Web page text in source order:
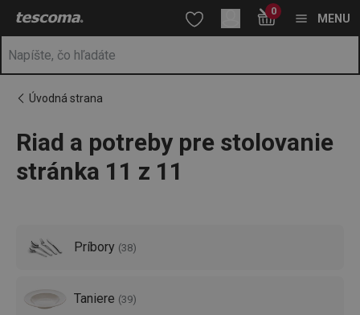
Nachádzate sa na stránke Stolovací servis 🍽️ – potreby pre
Prejsť na hlavný obsah
Prejsť na vyhľadávanie
Prejsť na navigáciu 0
MENU
Úvodná strana
Riad a potreby pre stolovanie
stránka 11 z 11
Príbory (38)
Taniere (39)